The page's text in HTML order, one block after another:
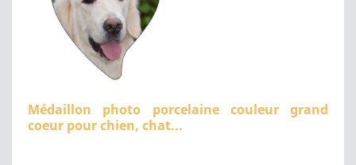
Médaillon photo porcelaine couleur grand
coeur pour chien, chat...